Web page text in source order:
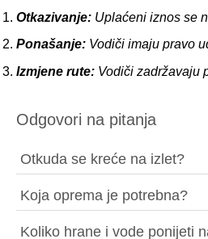
Otkazivanje: Uplaćeni iznos se
Ponašanje: Vodiči imaju pravo
Izmjene rute: Vodiči zadržavaju
Odgovori na pitanja
Otkuda se kreće na izlet?
Koja oprema je potrebna?
Koliko hrane i vode ponijeti